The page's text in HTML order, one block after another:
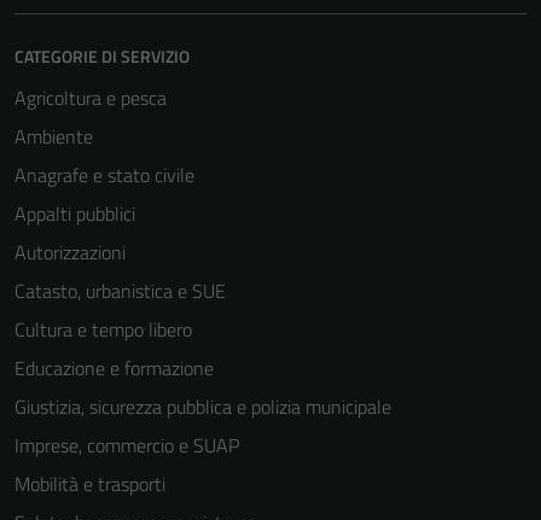
CATEGORIE DI SERVIZIO
Agricoltura e pesca
Ambiente
Anagrafe e stato civile
Appalti pubblici
Autorizzazioni
Catasto, urbanistica e SUE
Cultura e tempo libero
Educazione e formazione
Giustizia, sicurezza pubblica e polizia municipale
Imprese, commercio e SUAP
Mobilità e trasporti